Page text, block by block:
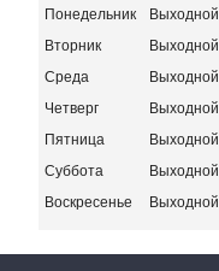
Понедельник
Выходной
Вторник
Выходной
Среда
Выходной
Четверг
Выходной
Пятница
Выходной
Суббота
Выходной
Воскресенье
Выходной